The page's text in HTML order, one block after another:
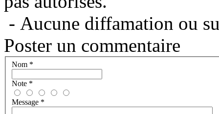
- Aucune diffamation ou
Poster un commentaire
Nom *
Note *
Message *